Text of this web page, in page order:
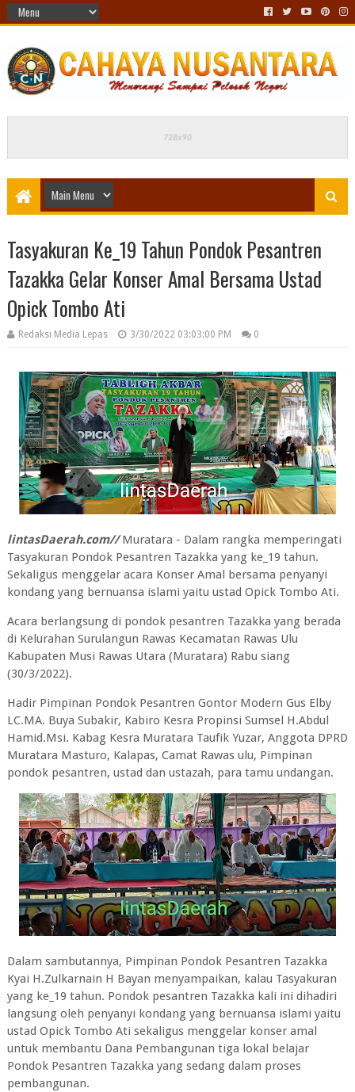
Tasyakuran Ke_19 Tahun Pondok Pesantren
Tazakka Gelar Konser Amal Bersama Ustad
Opick Tombo Ati
Redaksi Media Lepas 3/30/2022 03:03:00 PM 0
lintasDaerah.com//Muratara - Dalam rangka memperingati
Tasyakuran Pondok Pesantren Tazakka yang ke_19 tahun.
Sekaligus menggelar acara Konser Amal bersama penyanyi
kondang yang bernuansa islami yaitu ustad Opick Tombo Ati.
Acara berlangsung di pondok pesantren Tazakka yang berada
di Kelurahan Surulangun Rawas Kecamatan Rawas Ulu
Kabupaten Musi Rawas Utara (Muratara) Rabu siang
(30/3/2022).
Hadir Pimpinan Pondok Pesantren Gontor Modern Gus Elby
LC.MA. Buya Subakir, Kabiro Kesra Propinsi Sumsel H.Abdul
Hamid.Msi. Kabag Kesra Muratara Taufik Yuzar, Anggota DPRD
Muratara Masturo, Kalapas, Camat Rawas ulu, Pimpinan
pondok pesantren, ustad dan ustazah, para tamu undangan.
Dalam sambutannya, Pimpinan Pondok Pesantren Tazakka
Kyai H.Zulkarnain H Bayan menyampaikan, kalau Tasyakuran
yang ke_19 tahun. Pondok pesantren Tazakka kali ini dihadiri
langsung oleh penyanyi kondang yang bernuansa islami yaitu
ustad Opick Tombo Ati sekaligus menggelar konser amal
untuk membantu Dana Pembangunan tiga lokal belajar
Pondok Pesantren Tazakka yang sedang dalam proses
pembangunan.